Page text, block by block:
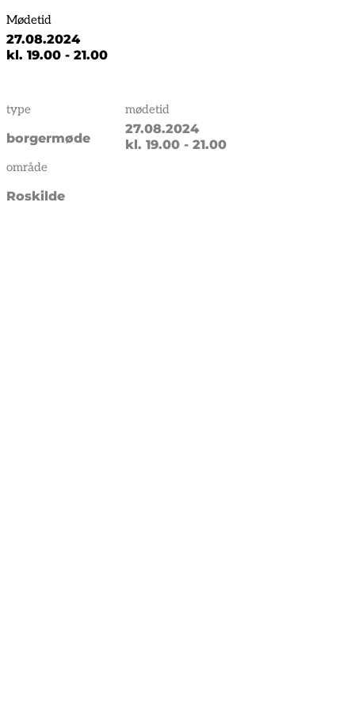
Mødetid
27.08.2024
kl. 19.00 - 21.00
type
borgermøde
mødetid
27.08.2024
kl. 19.00 - 21.00
område
Roskilde